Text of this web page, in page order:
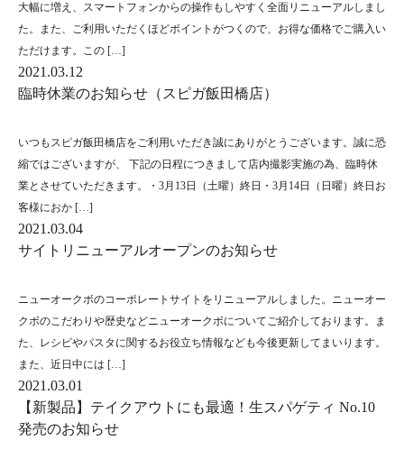
大幅に増え、スマートフォンからの操作もしやすく全面リニューアルしまし
た。また、ご利用いただくほどポイントがつくので、お得な価格でご購入い
ただけます。この […]
2021.03.12
臨時休業のお知らせ（スピガ飯田橋店）
いつもスピガ飯田橋店をご利用いただき誠にありがとうございます。誠に恐
縮ではございますが、 下記の日程につきまして店内撮影実施の為、臨時休
業とさせていただきます。・3月13日（土曜）終日・3月14日（日曜）終日お
客様におか […]
2021.03.04
サイトリニューアルオープンのお知らせ
ニューオークボのコーポレートサイトをリニューアルしました。ニューオー
クボのこだわりや歴史などニューオークボについてご紹介しております。ま
た、レシピやパスタに関するお役立ち情報なども今後更新してまいります。
また、近日中には […]
2021.03.01
【新製品】テイクアウトにも最適！生スパゲティ No.10
発売のお知らせ